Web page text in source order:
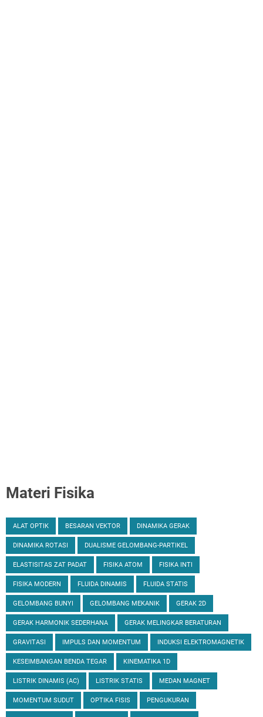
Materi Fisika
ALAT OPTIK BESARAN VEKTOR DINAMIKA GERAK
DINAMIKA ROTASI DUALISME GELOMBANG-PARTIKEL
ELASTISITAS ZAT PADAT FISIKA ATOM FISIKA INTI
FISIKA MODERN FLUIDA DINAMIS FLUIDA STATIS
GELOMBANG BUNYI GELOMBANG MEKANIK GERAK 2D
GERAK HARMONIK SEDERHANA GERAK MELINGKAR BERATURAN
GRAVITASI IMPULS DAN MOMENTUM INDUKSI ELEKTROMAGNETIK
KESEIMBANGAN BENDA TEGAR KINEMATIKA 1D
LISTRIK DINAMIS (AC) LISTRIK STATIS MEDAN MAGNET
MOMENTUM SUDUT OPTIKA FISIS PENGUKURAN